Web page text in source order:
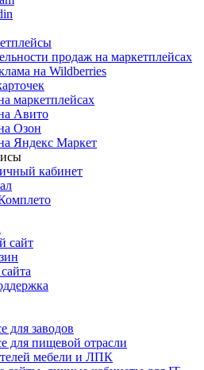
продаж на маркетплейсах
на Wildberries
маркетплейсах
Авито
Озон
Яндекс Маркет
кабинет
сайт
для заводов
для пищевой отрасли
мебели и ЛПК